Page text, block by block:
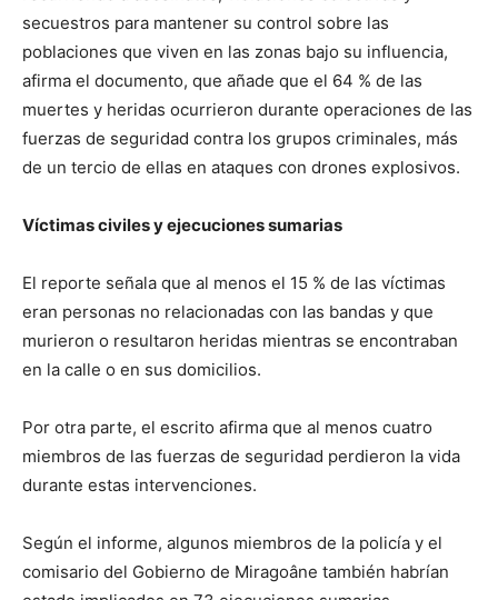
secuestros para mantener su control sobre las
poblaciones que viven en las zonas bajo su influencia,
afirma el documento, que añade que el 64 % de las
muertes y heridas ocurrieron durante operaciones de las
fuerzas de seguridad contra los grupos criminales, más
de un tercio de ellas en ataques con drones explosivos.
Víctimas civiles y ejecuciones sumarias
El reporte señala que al menos el 15 % de las víctimas
eran personas no relacionadas con las bandas y que
murieron o resultaron heridas mientras se encontraban
en la calle o en sus domicilios.
Por otra parte, el escrito afirma que al menos cuatro
miembros de las fuerzas de seguridad perdieron la vida
durante estas intervenciones.
Según el informe, algunos miembros de la policía y el
comisario del Gobierno de Miragoâne también habrían